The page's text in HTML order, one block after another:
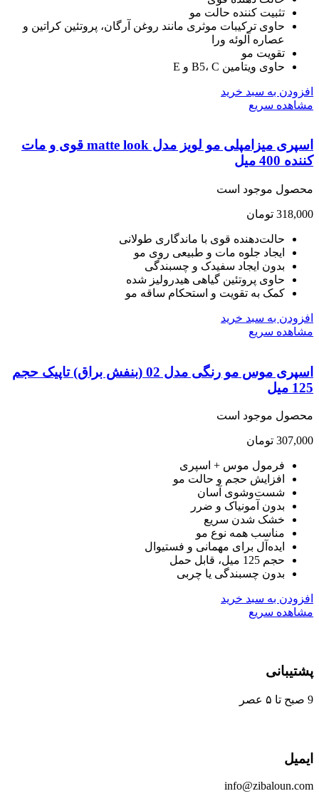
تثبیت کننده حالت مو
حاوی ترکیبات موثری مانند روغن آرگان، پروتئین کراتین و
عصاره آلوئه ورا
تقویت مو
حاوی ویتامین B5، C و E
به سبد خرید
سریع
اسپری میزامپلی مو لویز مدل matte look قوی و مات
میل
موجود است
تومان
حالت‌دهنده قوی با ماندگاری طولانی
ایجاد جلوه مات و طبیعی روی مو
بدون ایجاد سفیدک و چسبندگی
حاوی پروتئین گیاهی هیدرولیز شده
کمک به تقویت و استحکام ساقه مو
به سبد خرید
سریع
اسپری موس مو رنگی مدل 02 (بنفش براق) تاپیک حجم
موجود است
تومان
فرمول موس + اسپری
افزایش حجم و حالت مو
شست‌وشوی آسان
بدون آمونیاک و ضرر
خشک شدن سریع
مناسب همه نوع مو
ایده‌آل برای مهمانی و فستیوال
حجم 125 میل، قابل حمل
بدون چسبندگی یا چربی
به سبد خرید
سریع